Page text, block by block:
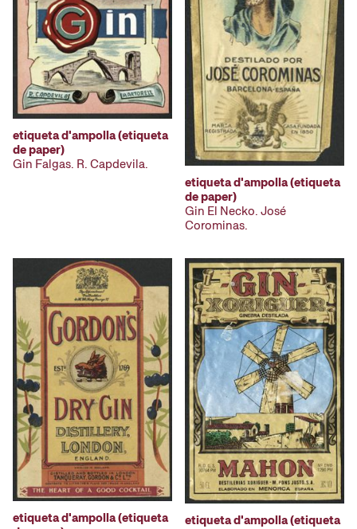
etiqueta d'ampolla (etiqueta
de paper)
Gin Falgas. R. Capdevila.
etiqueta d'ampolla (etiqueta
de paper)
Gin El Necko. José
Corominas.
etiqueta d'ampolla (etiqueta
etiqueta d'ampolla (etiqueta